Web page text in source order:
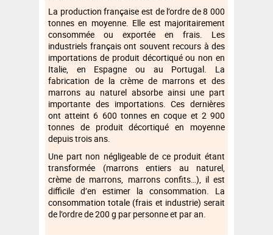
La production française est de l’ordre de 8 000
tonnes en moyenne. Elle est majoritairement
consommée ou exportée en frais. Les
industriels français ont souvent recours à des
importations de produit décortiqué ou non en
Italie, en Espagne ou au Portugal. La
fabrication de la crème de marrons et des
marrons au naturel absorbe ainsi une part
importante des importations. Ces dernières
ont atteint 6 600 tonnes en coque et 2 900
tonnes de produit décortiqué en moyenne
depuis trois ans.
Une part non négligeable de ce produit étant
transformée (marrons entiers au naturel,
crème de marrons, marrons confits…), il est
difficile d’en estimer la consommation. La
consommation totale (frais et industrie) serait
de l’ordre de 200 g par personne et par an.